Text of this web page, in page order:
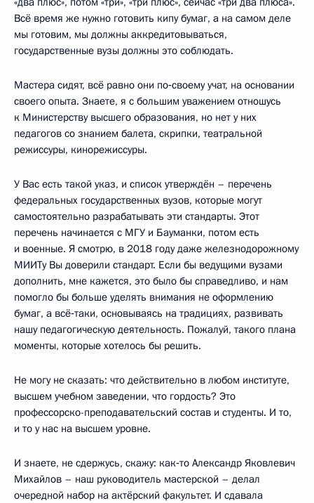
Всё время же нужно готовить кипу бумаг, а на самом деле
мы готовим, мы должны аккредитовываться,
государственные вузы должны это соблюдать.
Мастера сидят, всё равно они по‑своему учат, на основании
своего опыта. Знаете, я с большим уважением отношусь
к Министерству высшего образования, но нет у них
педагогов со знанием балета, скрипки, театральной
режиссуры, кинорежиссуры.
У Вас есть такой указ, и список утверждён – перечень
федеральных государственных вузов, которые могут
самостоятельно разрабатывать эти стандарты. Этот
перечень начинается с МГУ и Бауманки, потом есть
и военные. Я смотрю, в 2018 году даже железнодорожному
МИИТу Вы доверили стандарт. Если бы ведущими вузами
дополнить, мне кажется, это было бы справедливо, и нам
помогло бы больше уделять внимания не оформлению
бумаг, а всё‑таки, основываясь на традициях, развивать
нашу педагогическую деятельность. Пожалуй, такого плана
моменты, которые хотелось бы решить.
Не могу не сказать: что действительно в любом институте,
высшем учебном заведении, что гордость? Это
профессорско-преподавательский состав и студенты. И то,
и то у нас на высшем уровне.
И знаете, не сдержусь, скажу: как‑то Александр Яковлевич
Михайлов – наш руководитель мастерской – делал
очередной набор на актёрский факультет. И сдавала